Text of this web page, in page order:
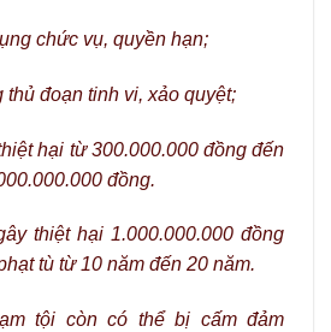
chức vụ, quyền hạn;
thủ đoạn tinh vi, xảo quyệt;
hại từ 300.000.000 đồng đến
đồng.
thiệt hại 1.000.000.000 đồng
tù từ 10 năm đến 20 năm.
tội còn có thể bị cấm đảm